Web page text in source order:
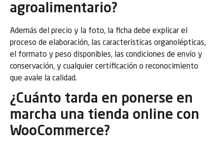
agroalimentario?
Además del precio y la foto, la ficha debe explicar el
proceso de elaboración, las características organolépticas,
el formato y peso disponibles, las condiciones de envío y
conservación, y cualquier certificación o reconocimiento
que avale la calidad.
¿Cuánto tarda en ponerse en
marcha una tienda online con
WooCommerce?